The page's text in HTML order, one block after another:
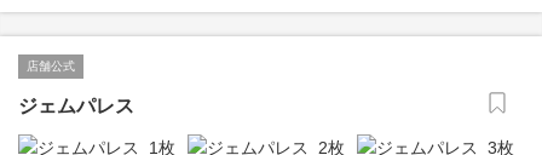
店舗公式
ジェムパレス